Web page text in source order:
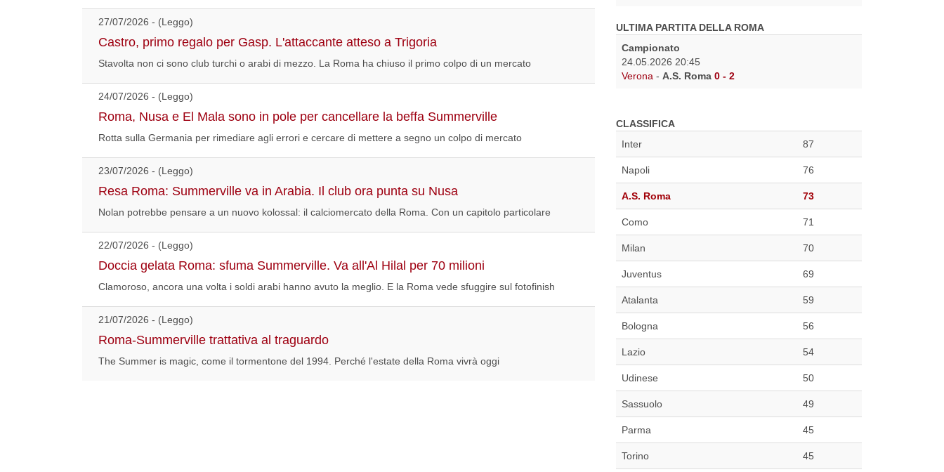
27/07/2026 - (Leggo)
Castro, primo regalo per Gasp. L'attaccante atteso a Trigoria
Stavolta non ci sono club turchi o arabi di mezzo. La Roma ha chiuso il primo colpo di un mercato
24/07/2026 - (Leggo)
Roma, Nusa e El Mala sono in pole per cancellare la beffa Summerville
Rotta sulla Germania per rimediare agli errori e cercare di mettere a segno un colpo di mercato
23/07/2026 - (Leggo)
Resa Roma: Summerville va in Arabia. Il club ora punta su Nusa
Nolan potrebbe pensare a un nuovo kolossal: il calciomercato della Roma. Con un capitolo particolare
22/07/2026 - (Leggo)
Doccia gelata Roma: sfuma Summerville. Va all'Al Hilal per 70 milioni
Clamoroso, ancora una volta i soldi arabi hanno avuto la meglio. E la Roma vede sfuggire sul fotofinish
21/07/2026 - (Leggo)
Roma-Summerville trattativa al traguardo
The Summer is magic, come il tormentone del 1994. Perché l'estate della Roma vivrà oggi
ULTIMA PARTITA DELLA ROMA
Campionato
24.05.2026 20:45
Verona - A.S. Roma 0 - 2
CLASSIFICA
Inter
87
Napoli 76
A.S. Roma 73
Como 71
Milan 70
Juventus 69
Atalanta 59
Bologna 56
Lazio 54
Udinese 50
Sassuolo 49
Parma 45
Torino 45